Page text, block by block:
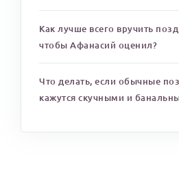
Как лучше всего вручить
чтобы Афанасий оценил?
Что делать, если обычные
кажутся скучными и